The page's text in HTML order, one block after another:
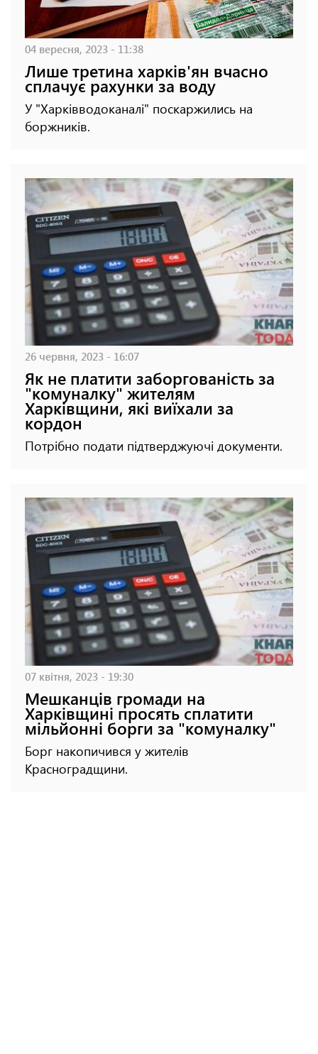
04 вересня, 2023 - 11:38
Лише третина харків'ян вчасно
сплачує рахунки за воду
У "Харківводоканалі" поскаржились на
боржників.
26 червня, 2023 - 16:07
Як не платити заборгованість за
"комуналку" жителям
Харківщини, які виїхали за
кордон
Потрібно подати підтверджуючі документи.
07 квітня, 2023 - 19:30
Мешканців громади на
Харківщині просять сплатити
мільйонні борги за "комуналку"
Борг накопичився у жителів
Красноградщини.